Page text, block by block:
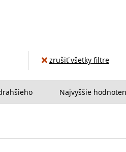
zrušiť všetky filtre
Najvyššie